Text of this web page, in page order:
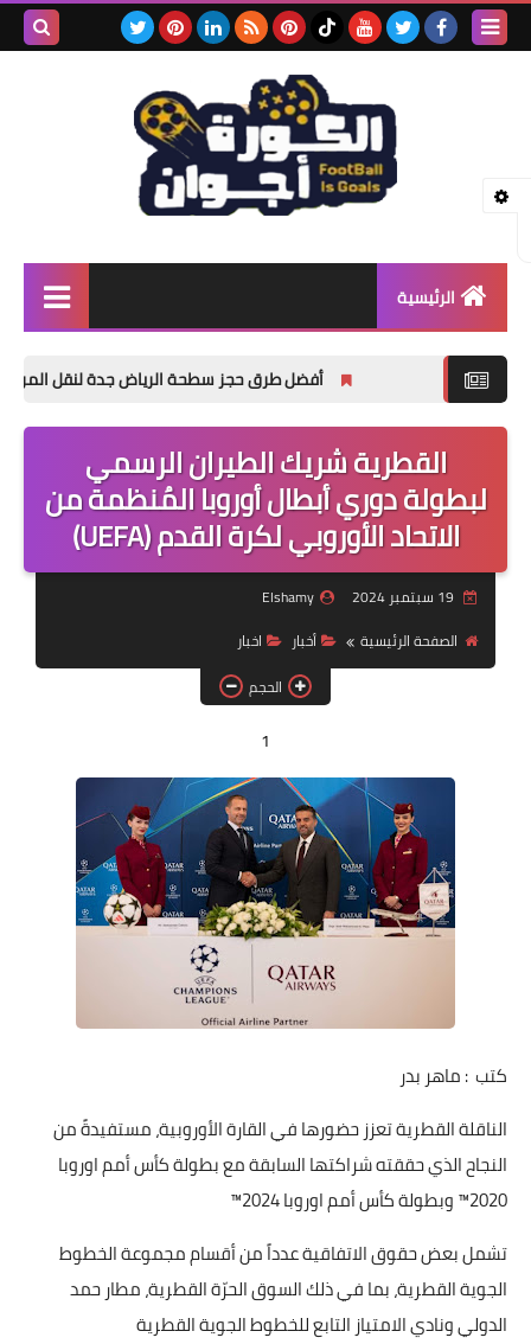
الرئيسية
منوعات
مسلسلات وافلام
مقالات
وظائف خالية
أفضل طرق حجز سطحة الرياض جدة لنقل المركبات المعطلة
القطرية شريك الطيران الرسمي
لبطولة دوري أبطال أوروبا المُنظمة من
الاتحاد الأوروبي لكرة القدم (UEFA)
Elshamy
الصفحة الرئيسية
أخبار
اخبار
الحجم
1
كتب : ماهر بدر
الناقلة القطرية تعزز حضورها في القارة الأوروبية، مستفيدةً من
النجاح الذي حققته شراكتها السابقة مع بطولة كأس أمم اوروبا
2020™ وبطولة كأس أمم اوروبا 2024™
تشمل بعض حقوق الاتفاقية عدداً من أقسام مجموعة الخطوط
الجوية القطرية، بما في ذلك السوق الحرّة القطرية، مطار حمد
الدولي ونادي الامتياز التابع للخطوط الجوية القطرية